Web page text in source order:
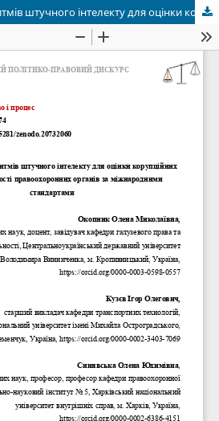
Використання алгоритмів штучного інтелекту для оцінки корупційних ризиків у діяльності правоохоронних органів за міжнародними стандартами